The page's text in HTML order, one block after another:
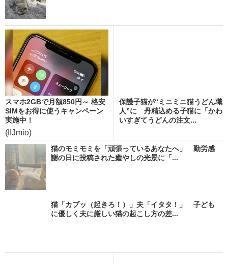
スマホ2GBで月額850円～ 格安
SIMをお得に使うキャンペーン
実施中！
(IIJmio)
保護子猫が“ミニミニ猫うどん職
人”に 丹精込める子猫に「かわ
いすぎてうどんの注文...
猫のモミモミを「頑張っているあなたへ」 勤労感
謝の日に投稿された癒やしの光景に「...
猫「カプッ（起きろ！）」夫「イタタ！」 子ども
に優しく夫に厳しい猫の起こし方の差...